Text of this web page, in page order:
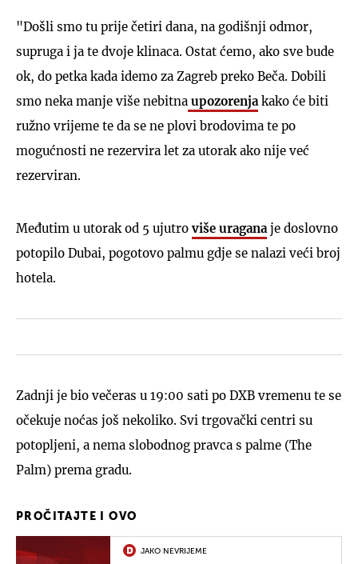
"Došli smo tu prije četiri dana, na godišnji odmor,
supruga i ja te dvoje klinaca. Ostat ćemo, ako sve bude
ok, do petka kada idemo za Zagreb preko Beča. Dobili
smo neka manje više nebitna upozorenja kako će biti
ružno vrijeme te da se ne plovi brodovima te po
mogućnosti ne rezervira let za utorak ako nije već
rezerviran.
Međutim u utorak od 5 ujutroviše uragana je doslovno
potopilo Dubai, pogotovo palmu gdje se nalazi veći broj
hotela.
Zadnji je bio večeras u 19:00 sati po DXB vremenu te se
očekuje noćas još nekoliko. Svi trgovački centri su
potopljeni, a nema slobodnog pravca s palme (The
Palm) prema gradu.
PROČITAJTE I OVO
JAKO NEVRIJEME